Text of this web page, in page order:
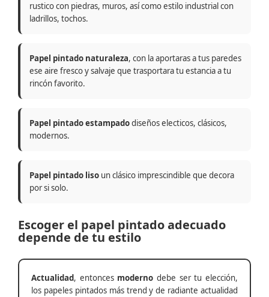
rustico con piedras, muros, así como estilo industrial con
ladrillos, tochos.
Papel pintado naturaleza, con la aportaras a tus paredes
ese aire fresco y salvaje que trasportara tu estancia a tu
rincón favorito.
Papel pintado estampadodiseños electicos, clásicos,
modernos.
Papel pintado liso un clásico imprescindible que decora
por si solo.
Escoger el papel pintado adecuado
depende de tu estilo
Actualidad, entonces moderno debe ser tu elección,
los papeles pintados más trend y de radiante actualidad